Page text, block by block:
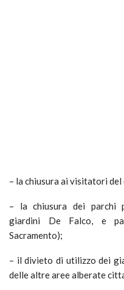
– la chiusura ai visitatori
– la chiusura dei parchi
giardini De Falco, e
Sacramento);
– il divieto di utilizzo dei
delle altre aree alberate